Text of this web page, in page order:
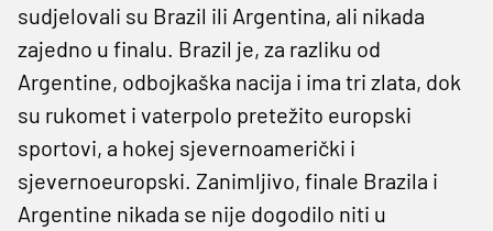
sudjelovali su Brazil ili Argentina, ali nikada
zajedno u finalu. Brazil je, za razliku od
Argentine, odbojkaška nacija i ima tri zlata, dok
su rukomet i vaterpolo pretežito europski
sportovi, a hokej sjevernoamerički i
sjevernoeuropski. Zanimljivo, finale Brazila i
Argentine nikada se nije dogodilo niti u